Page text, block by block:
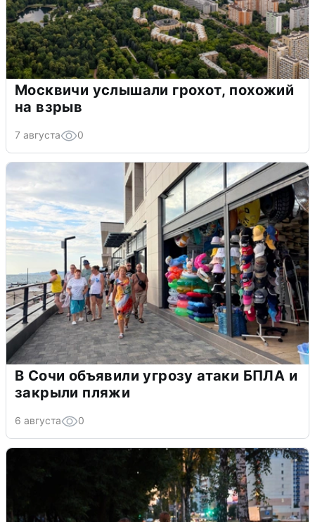
Москвичи услышали грохот, похожий
на взрыв
7 августа 0
В Сочи объявили угрозу атаки БПЛА и
закрыли пляжи
6 августа 0